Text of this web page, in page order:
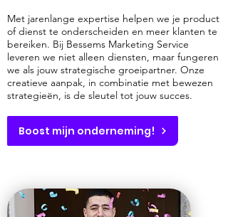
Met jarenlange expertise helpen we je product
of dienst te onderscheiden en meer klanten te
bereiken. Bij Bessems Marketing Service
leveren we niet alleen diensten, maar fungeren
we als jouw strategische groeipartner. Onze
creatieve aanpak, in combinatie met bewezen
strategieën, is de sleutel tot jouw succes.
Boost mijn onderneming!